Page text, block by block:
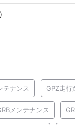
テナンス GPZ走行
メンテナンス